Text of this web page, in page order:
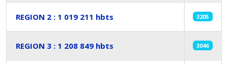
REGION 2 : 1 019 211 hbts 3205
REGION 3 : 1 208 849 hbts 3046